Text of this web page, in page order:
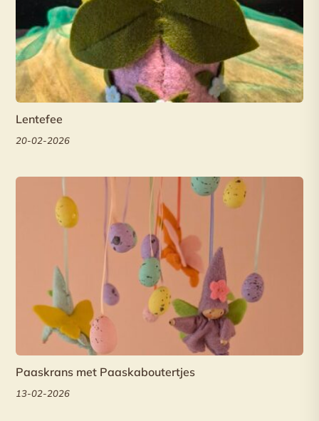
Lentefee
20-02-2026
Paaskrans met Paaskaboutertjes
13-02-2026